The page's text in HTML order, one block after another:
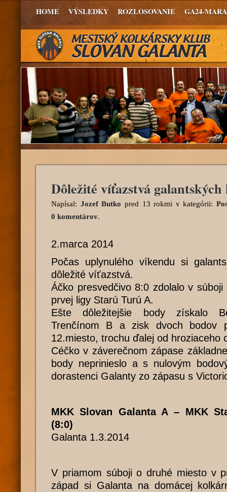
HOME VÝSLEDKY ROZLOSOVANIE GA24-
Dôležité víťazstvá
Napísal: Jozef Butko pred 13 rokmi v kategórii:
0 komentárov.
2.marca 2014
Počas uplynulého víkendu si
dôležité víťazstvá.
Áčko presvedčivo 8:0 zdolalo v
prvej ligy Starú Turú A.
Ešte dôležitejšie body získalo
Trenčínom B a zisk dvoch bodov
12.miesto, trochu ďalej od hroziaceho
Céčko v záverečnom zápase
body neprinieslo a s nulovým
dorastenci Galanty zo zápasu s
MKK Slovan Galanta A – MKK
(8:0)
Galanta 1.3.2014
V priamom súboji o druhé miesto v
západ si Galanta na domácej